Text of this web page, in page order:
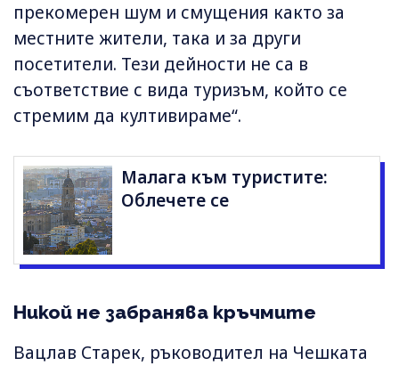
прекомерен шум и смущения както за
местните жители, така и за други
посетители. Тези дейности не са в
съответствие с вида туризъм, който се
стремим да култивираме“.
Малага към туристите:
Облечете се
Никой не забранява кръчмите
Вацлав Старек, ръководител на Чешката